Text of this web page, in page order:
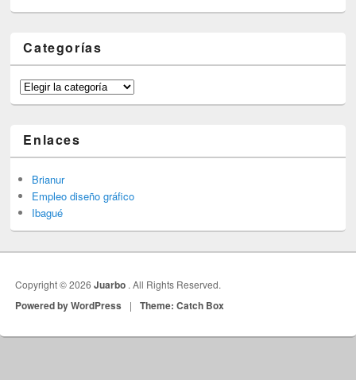
Categorías
Categorías
Enlaces
Brianur
Empleo diseño gráfico
Ibagué
Copyright © 2026Juarbo . All Rights Reserved.
Powered by WordPress | Theme: Catch Box